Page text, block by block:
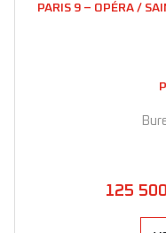
PARIS 9 – OPÉRA /
125